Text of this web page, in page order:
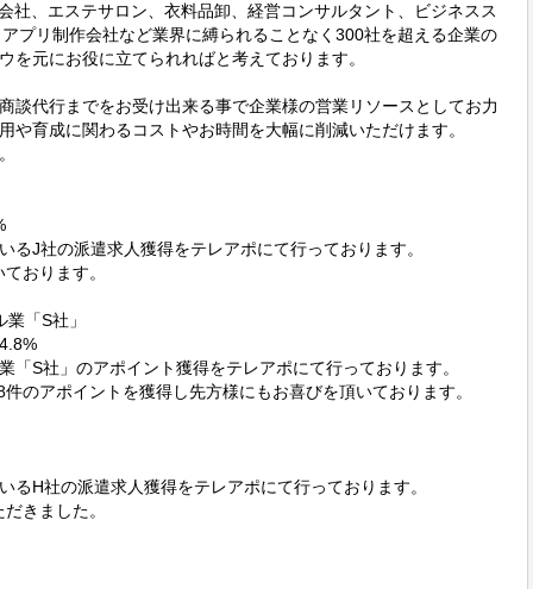
社、エステサロン、衣料品卸、経営コンサルタント、ビジネスス
プリ制作会社など業界に縛られることなく300社を超える企業の
を元にお役に立てられればと考えております。
談代行までをお受け出来る事で企業様の営業リソースとしてお力
や育成に関わるコストやお時間を大幅に削減いただけます。
るJ社の派遣求人獲得をテレアポにて行っております。
おります。
「S社」
「S社」のアポイント獲得をテレアポにて行っております。
のアポイントを獲得し先方様にもお喜びを頂いております。
るH社の派遣求人獲得をテレアポにて行っております。
きました。